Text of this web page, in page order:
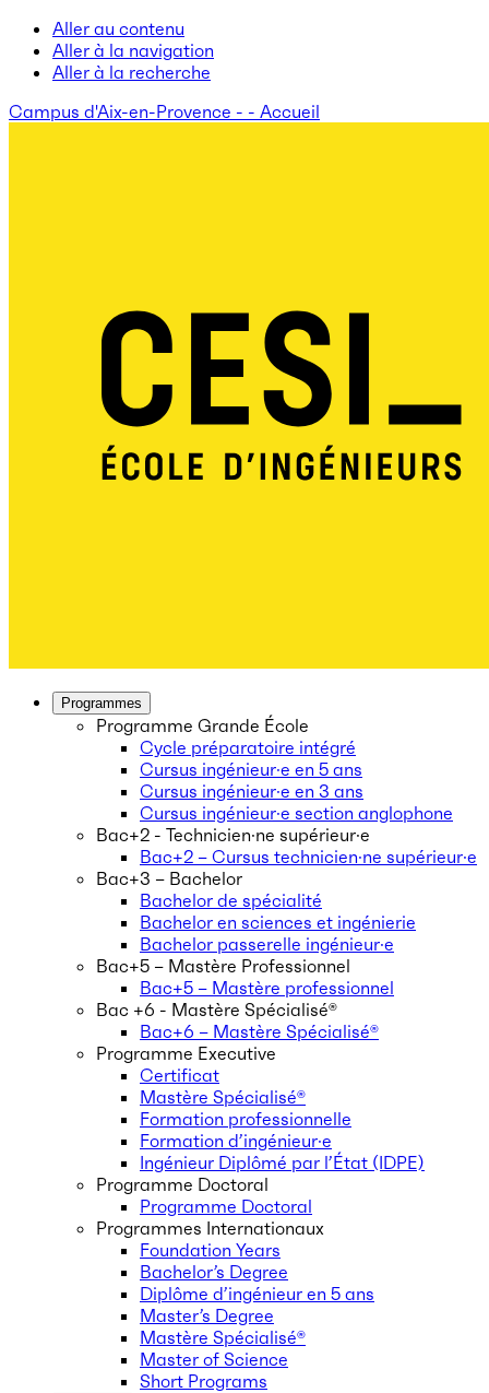
Aller au contenu
Aller à la navigation
Aller à la recherche
Campus d'Aix-en-Provence - - Accueil
Programmes
Programme Grande École
Cycle préparatoire intégré
Cursus ingénieur·e en 5 ans
Cursus ingénieur·e en 3 ans
Cursus ingénieur·e section anglophone
Bac+2 - Technicien·ne supérieur·e
Bac+2 – Cursus technicien·ne supérieur·e
Bac+3 – Bachelor
Bachelor de spécialité
Bachelor en sciences et ingénierie
Bachelor passerelle ingénieur·e
Bac+5 – Mastère Professionnel
Bac+5 – Mastère professionnel
Bac +6 - Mastère Spécialisé®
Bac+6 – Mastère Spécialisé®
Programme Executive
Certificat
Mastère Spécialisé®
Formation professionnelle
Formation d’ingénieur·e
Ingénieur Diplômé par l’État (IDPE)
Programme Doctoral
Programme Doctoral
Programmes Internationaux
Foundation Years
Bachelor’s Degree
Diplôme d’ingénieur en 5 ans
Master’s Degree
Mastère Spécialisé®
Master of Science
Short Programs